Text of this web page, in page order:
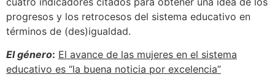
progresos y los retrocesos del sistema educativo en
términos de (des)igualdad.
El género: El avance de las mujeres en el sistema
educativo es “la buena noticia por excelencia”